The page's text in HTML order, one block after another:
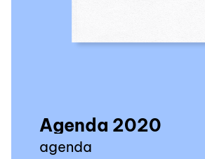
Agenda 2020
agenda